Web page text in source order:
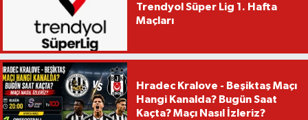
Trendyol Süper Lig 1. Hafta
Maçları
Hradec Kralove - Beşiktaş Maçı
Hangi Kanalda? Bugün Saat
Kaçta? Maçı Nasıl İzleriz?